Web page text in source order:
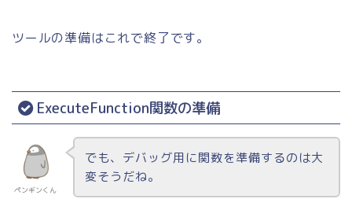
ツールの準備はこれで終了です。
ExecuteFunction関数の準備
ペンギンくん
でも、デバッグ用に関数を準備するのは大
変そうだね。